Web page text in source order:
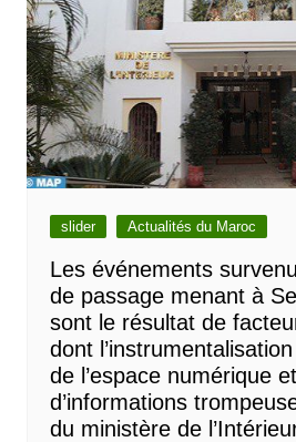
slider Actualités du Maroc
Les événements
de passage menant à
sont le résultat de
dont
de l’espace numérique
d’informations
du ministère de